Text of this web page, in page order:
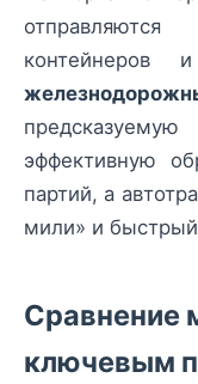
контейнеров
эффективную
партий, а
мили» и
Сравнение
ключевым